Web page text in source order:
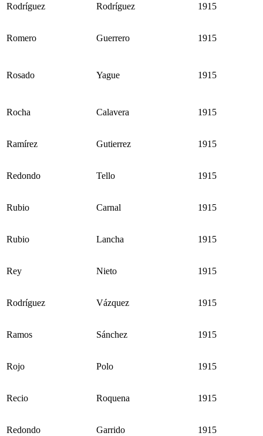
Rodríguez Rodríguez 1915
Romero Guerrero 1915
Rosado Yague 1915
Rocha Calavera 1915
Ramírez Gutierrez 1915
Redondo Tello 1915
Rubio Carnal 1915
Rubio Lancha 1915
Rey Nieto 1915
Rodríguez Vázquez 1915
Ramos Sánchez 1915
Rojo Polo 1915
Recio Roquena 1915
Redondo Garrido 1915